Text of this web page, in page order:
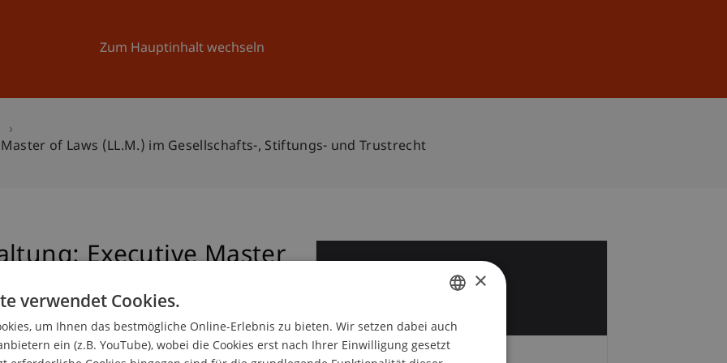
Zum Hauptinhalt wechseln
Universität Aktuelles
of Laws (LL.M.) im Gesellschafts-, Stiftungs- und Trustrecht
Executive Master
, Stiftungs-
GERMAN
ENGLISH
×
verwendet Cookies.
um Ihnen das bestmögliche Online-Erlebnis zu bieten. Wir setzen dabei auch
ein (z.B. YouTube), wobei die Cookies erst nach Ihrer Einwilligung gesetzt